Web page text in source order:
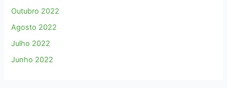
Outubro 2022
Agosto 2022
Julho 2022
Junho 2022